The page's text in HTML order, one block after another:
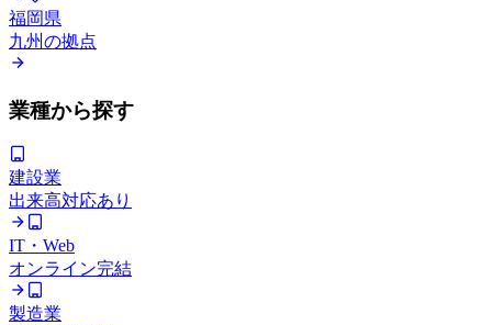
福岡県
九州の拠点
業種から探す
建設業
出来高対応あり
IT・Web
オンライン完結
製造業